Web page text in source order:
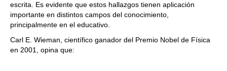
escrita. Es evidente que estos hallazgos tienen aplicación
importante en distintos campos del conocimiento,
principalmente en el educativo.
Carl E. Wieman, científico ganador del Premio Nobel de Física
en 2001, opina que: